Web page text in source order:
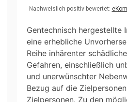
Nachweislich positiv bewertet:
Gentechnisch hergestellte
eine erhebliche
Reihe inhärenter
Gefahren, einschließlich
und unerwünschter
Bezug auf die
Zielpersonen. Zu den